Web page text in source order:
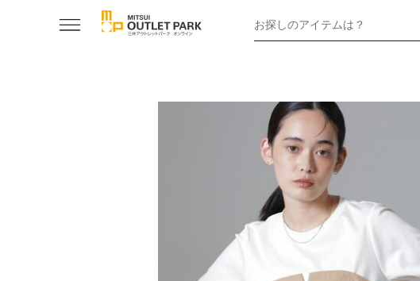
お探しのアイテムは？